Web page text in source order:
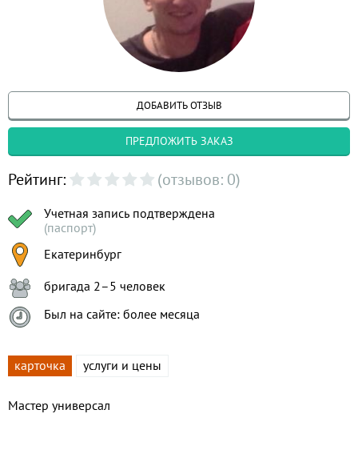
ДОБАВИТЬ ОТЗЫВ
ПРЕДЛОЖИТЬ ЗАКАЗ
Рейтинг: (отзывов: 0)
Учетная запись подтверждена
(паспорт)
Екатеринбург
бригада 2–5 человек
Был на сайте: более месяца
карточка услуги и цены
Мастер универсал